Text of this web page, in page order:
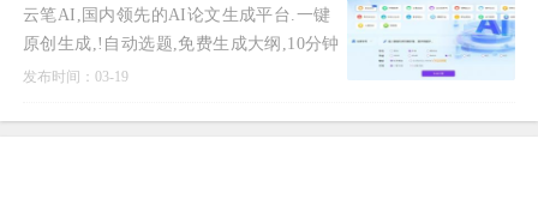
云笔AI,国内领先的AI论文生成平台.一键
原创生成,!自动选题,免费生成大纲,10分钟
生成万字正文,文献综述,开题报告任务书
发布时间：03-19